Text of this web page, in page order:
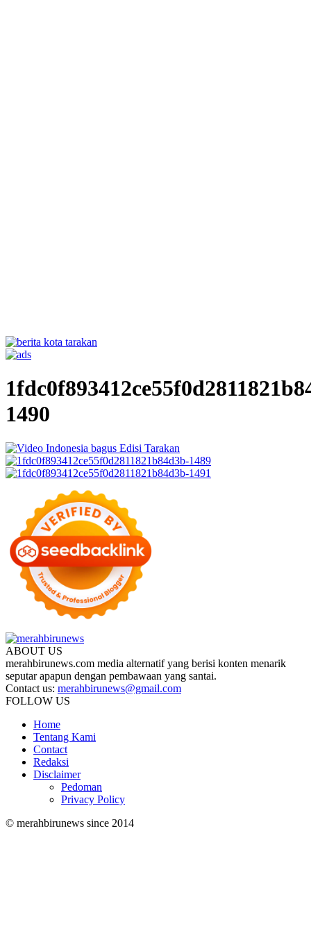
1490
ABOUT US
merahbirunews.com media alternatif yang berisi konten menarik
seputar apapun dengan pembawaan yang santai.
Contact us: merahbirunews@gmail.com
FOLLOW US
Home
Tentang Kami
Contact
Redaksi
Disclaimer
Pedoman
Privacy Policy
© merahbirunews since 2014